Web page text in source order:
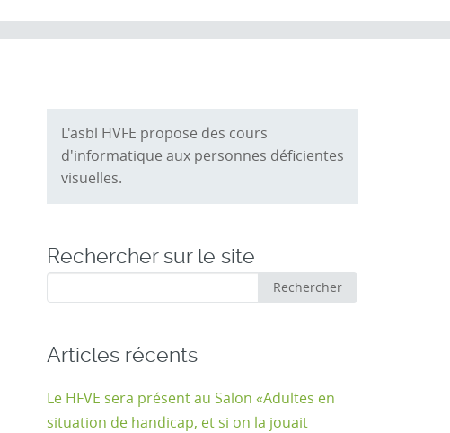
L'asbl HVFE propose des cours
d'informatique aux personnes déficientes
visuelles.
Rechercher sur le site
:
Rechercher
Articles récents
Le HFVE sera présent au Salon «Adultes en
situation de handicap, et si on la jouait